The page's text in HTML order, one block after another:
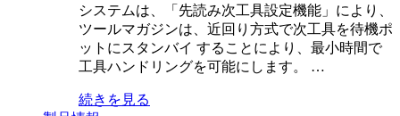
システムは、「先読み次工具設定機能」により、
ツールマガジンは、近回り方式で次工具を待機ポ
ットにスタンバイ することにより、最小時間で
工具ハンドリングを可能にします。 …
続きを見る